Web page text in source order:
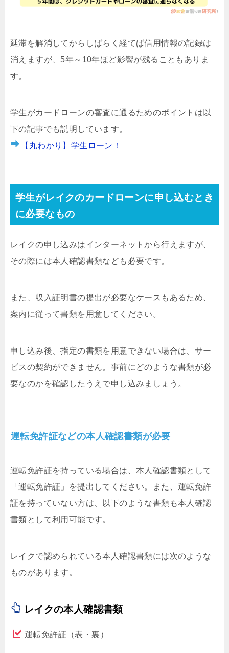
延滞を解消してからしばらく経てば信用情報の記録は
消えますが、5年～10年ほど影響が残ることもありま
す。
学生がカードローンの審査に通るためのポイントは以
下の記事でも説明しています。
【丸わかり】学生ローン！
学生がレイクのカードローンに申し込むとき
に必要なもの
レイクの申し込みはインターネットから行えますが、
その際には本人確認書類なども必要です。
また、収入証明書の提出が必要なケースもあるため、
案内に従って書類を用意してください。
申し込み後、指定の書類を用意できない場合は、サー
ビスの契約ができません。事前にどのような書類が必
要なのかを確認したうえで申し込みましょう。
運転免許証などの本人確認書類が必要
運転免許証を持っている場合は、本人確認書類として
「運転免許証」を提出してください。また、運転免許
証を持っていない方は、以下のような書類も本人確認
書類として利用可能です。
レイクで認められている本人確認書類には次のような
ものがあります。
レイクの本人確認書類
運転免許証（表・裏）